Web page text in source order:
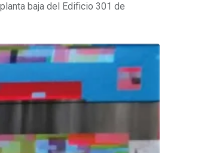
baja del Edificio 301 de